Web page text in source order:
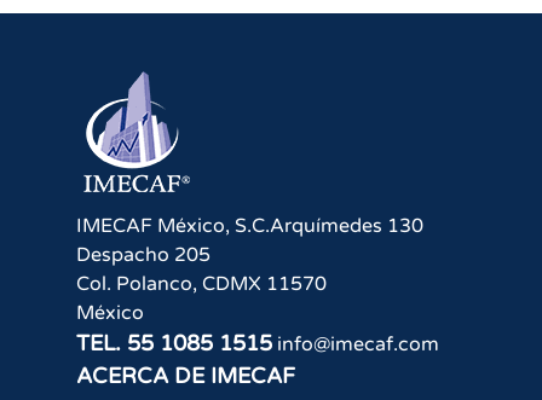
IMECAF México, S.C.Arquímedes 130
Despacho 205
Col. Polanco, CDMX 11570
México
TEL. 55 1085 1515 info@imecaf.com
ACERCA DE IMECAF